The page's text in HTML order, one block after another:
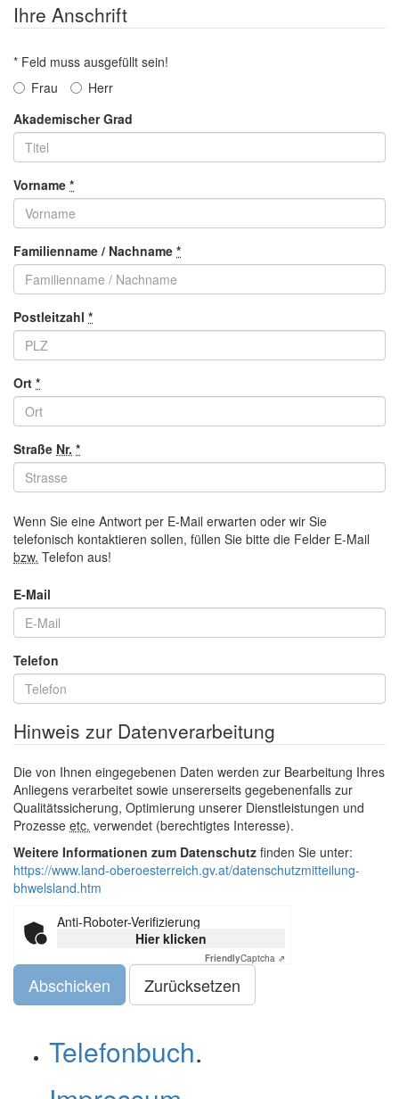
Ihre Anschrift
* Feld muss ausgefüllt sein!
Frau
Herr
Akademischer Grad
Vorname *
Familienname / Nachname *
Postleitzahl *
Ort *
Straße Nr. *
Wenn Sie eine Antwort per E-Mail erwarten oder wir Sie
telefonisch kontaktieren sollen, füllen Sie bitte die Felder E-Mail
bzw. Telefon aus!
E-Mail
Telefon
Hinweis zur Datenverarbeitung
Die von Ihnen eingegebenen Daten werden zur Bearbeitung Ihres
Anliegens verarbeitet sowie unsererseits gegebenenfalls zur
Qualitätssicherung, Optimierung unserer Dienstleistungen und
Prozesse etc. verwendet (berechtigtes Interesse).
Weitere Informationen zum Datenschutz finden Sie unter:
https://www.land-oberoesterreich.gv.at/datenschutzmitteilung-
bhwelsland.htm
Anti-Roboter-Verifizierung
Hier klicken
FriendlyCaptcha ⇗
Abschicken
Telefonbuch.